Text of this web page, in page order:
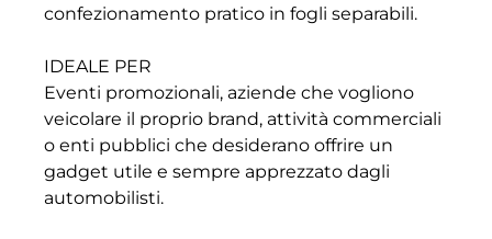
confezionamento pratico in fogli separabili.
IDEALE PER
Eventi promozionali, aziende che vogliono
veicolare il proprio brand, attività commerciali
o enti pubblici che desiderano offrire un
gadget utile e sempre apprezzato dagli
automobilisti.